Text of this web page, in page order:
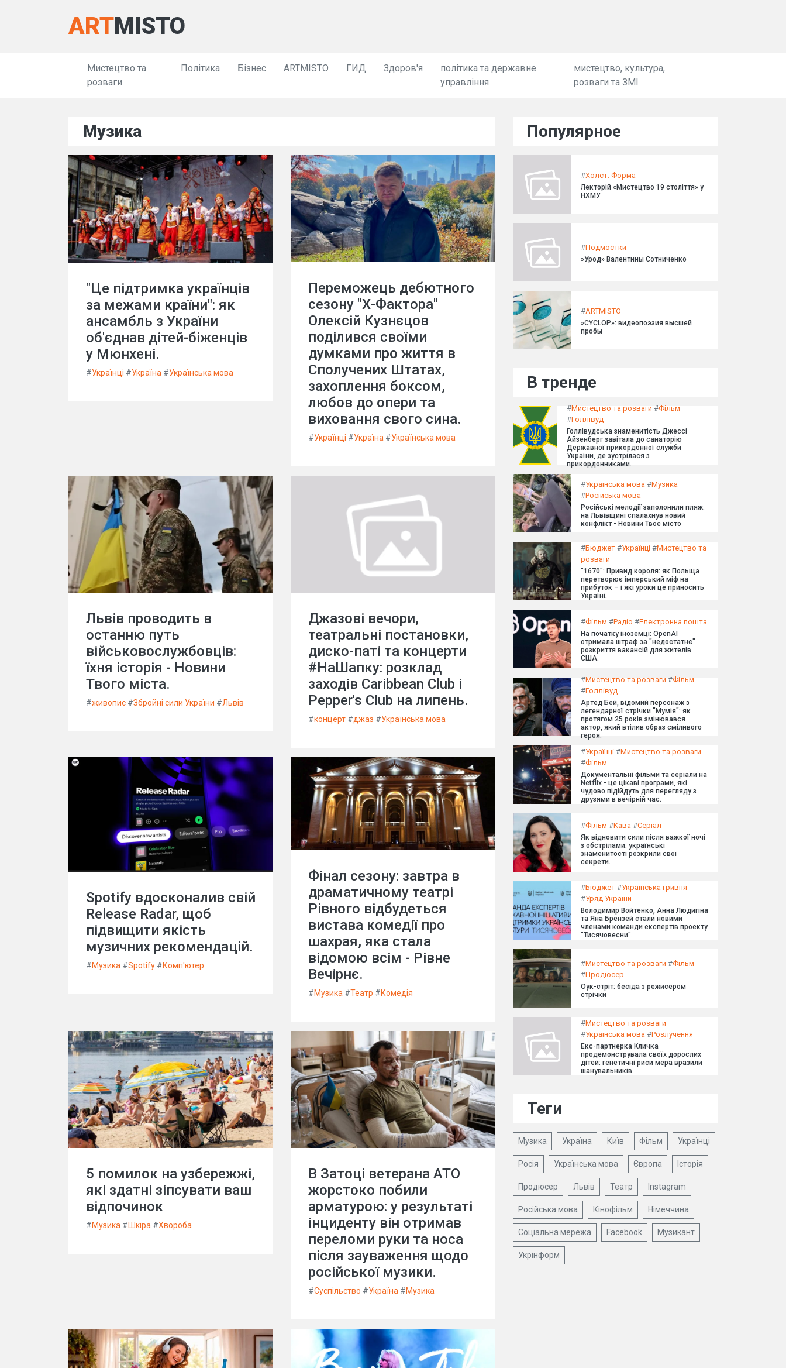
ARTMISTO
Мистецтво та
розваги
Політика Бізнес ARTMISTO ГИД Здоров'я
політика та державне
управління
мистецтво, культура,
розваги та ЗМІ
Музика
"Це підтримка українців
за межами країни": як
ансамбль з України
об'єднав дітей-біженців
у Мюнхені.
#Українці #Україна #Українська мова
Переможець дебютного
сезону "Х-Фактора"
Олексій Кузнєцов
поділився своїми
думками про життя в
Сполучених Штатах,
захоплення боксом,
любов до опери та
виховання свого сина.
#Українці #Україна #Українська мова
Львів проводить в
останню путь
військовослужбовців:
їхня історія - Новини
Твого міста.
#живопис #Збройні сили України #Львів
Джазові вечори,
театральні постановки,
диско-паті та концерти
#НаШапку: розклад
заходів Caribbean Club і
Pepper's Club на липень.
#концерт #джаз #Українська мова
Spotify вдосконалив свій
Release Radar, щоб
підвищити якість
музичних рекомендацій.
#Музика #Spotify #Комп'ютер
Фінал сезону: завтра в
драматичному театрі
Рівного відбудеться
вистава комедії про
шахрая, яка стала
відомою всім - Рівне
Вечірнє.
#Музика #Театр #Комедія
5 помилок на узбережжі,
які здатні зіпсувати ваш
відпочинок
#Музика #Шкіра #Хвороба
В Затоці ветерана АТО
жорстоко побили
арматурою: у результаті
інциденту він отримав
переломи руки та носа
після зауваження щодо
російської музики.
#Суспільство #Україна #Музика
Популярное
#Холст. Форма
Лекторій «Мистецтво 19 століття» у
НХМУ
#Подмостки
»Урод» Валентины Сотниченко
#ARTMISTO
»CYCLOP»: видеопоэзия высшей
пробы
В тренде
#Мистецтво та розваги #Фільм
#Голлівуд
Голлівудська знаменитість Джессі
Айзенберг завітала до санаторію
Державної прикордонної служби
України, де зустрілася з
прикордонниками.
#Українська мова #Музика
#Російська мова
Російські мелодії заполонили пляж:
на Львівщині спалахнув новий
конфлікт - Новини Твоє місто
#Бюджет #Українці #Мистецтво та
розваги
"1670": Привид короля: як Польща
перетворює імперський міф на
прибуток – і які уроки це приносить
Україні.
#Фільм #Радіо #Електронна пошта
На початку іноземці: OpenAI
отримала штраф за "недостатнє"
розкриття вакансій для жителів
США.
#Мистецтво та розваги #Фільм
#Голлівуд
Артед Бей, відомий персонаж з
легендарної стрічки "Мумія": як
протягом 25 років змінювався
актор, який втілив образ сміливого
героя.
#Українці #Мистецтво та розваги
#Фільм
Документальні фільми та серіали на
Netflix - це цікаві програми, які
чудово підійдуть для перегляду з
друзями в вечірній час.
#Фільм #Кава #Серіал
Як відновити сили після важкої ночі
з обстрілами: українські
знаменитості розкрили свої
секрети.
#Бюджет #Українська гривня
#Уряд України
Володимир Войтенко, Анна Людигіна
та Яна Брензей стали новими
членами команди експертів проекту
"Тисячовесни".
#Мистецтво та розваги #Фільм
#Продюсер
Оук-стріт: бесіда з режисером
стрічки
#Мистецтво та розваги
#Українська мова #Розлучення
Екс-партнерка Кличка
продемонструвала своїх дорослих
дітей: генетичні риси мера вразили
шанувальників.
Теги
Музика Україна Київ Фільм Українці
Росія Українська мова Європа Історія
Продюсер Львів Театр Instagram
Російська мова Кінофільм Німеччина
Соціальна мережа Facebook Музикант
Укрінформ